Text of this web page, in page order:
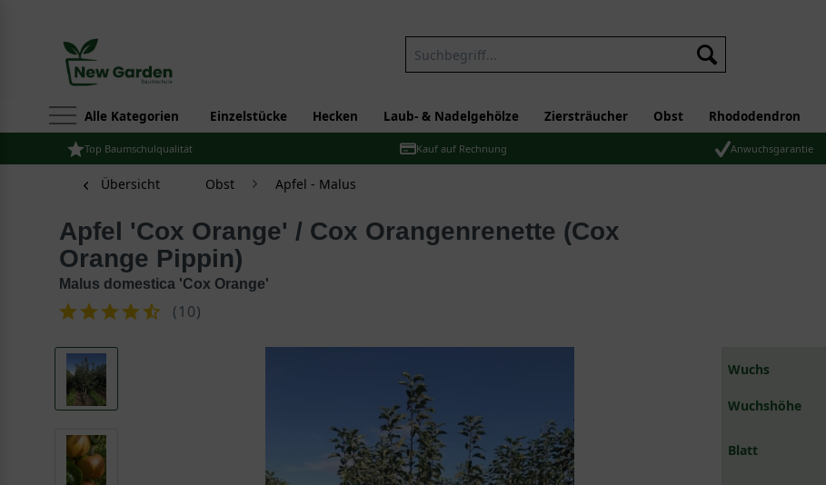
Alle Kategorien Einzelstücke Hecken Laub- & Nadelgehölze Ziersträucher Obst Rhododendron
Top Baumschulqualität Kauf auf Rechnung Anwuchsgarantie
Übersicht Obst Apfel - Malus
Apfel 'Cox Orange' / Cox Orangenrenette (Cox
Orange Pippin)
Malus domestica 'Cox Orange'
(10)
Wuchs
Wuchshöhe
Blatt